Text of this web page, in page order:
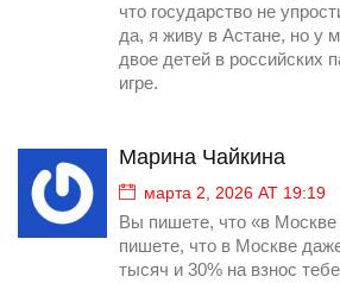
что государство не
да, я живу в Астане, но у
двое детей в российских
игре.
Марина Чайкина
марта 2, 2026 AT 19:19
Вы пишете, что «в
пишете, что в Москве
тысяч и 30% на взнос